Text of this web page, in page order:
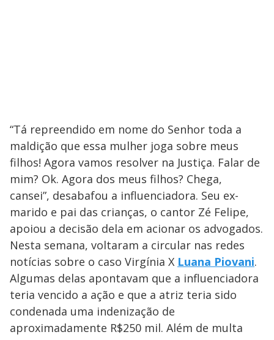
“Tá repreendido em nome do Senhor toda a
maldição que essa mulher joga sobre meus
filhos! Agora vamos resolver na Justiça. Falar de
mim? Ok. Agora dos meus filhos? Chega,
cansei”, desabafou a influenciadora. Seu ex-
marido e pai das crianças, o cantor Zé Felipe,
apoiou a decisão dela em acionar os advogados.
Nesta semana, voltaram a circular nas redes
notícias sobre o caso Virgínia X Luana Piovani.
Algumas delas apontavam que a influenciadora
teria vencido a ação e que a atriz teria sido
condenada uma indenização de
aproximadamente R$250 mil. Além de multa